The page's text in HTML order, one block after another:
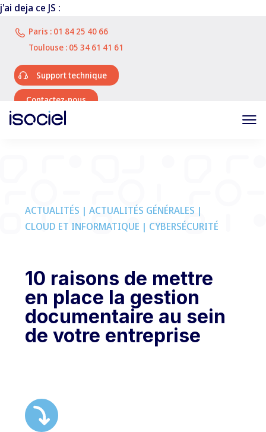
j'ai deja ce JS :
Paris : 01 84 25 40 66
Toulouse : 05 34 61 41 61
Support technique
Contactez-nous
ACTUALITÉS | ACTUALITÉS GÉNÉRALES |
CLOUD ET INFORMATIQUE | CYBERSÉCURITÉ
10 raisons de mettre
en place la gestion
documentaire au sein
de votre entreprise